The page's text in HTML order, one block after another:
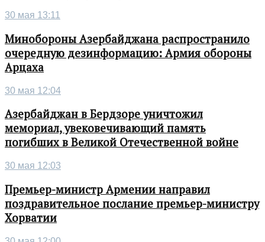
30 мая 13:11
Минобороны Азербайджана распространило
очередную дезинформацию: Армия обороны
Арцаха
30 мая 12:04
Азербайджан в Бердзоре уничтожил
мемориал, увековечивающий память
погибших в Великой Отечественной войне
30 мая 12:03
Премьер-министр Армении направил
поздравительное послание премьер-министру
Хорватии